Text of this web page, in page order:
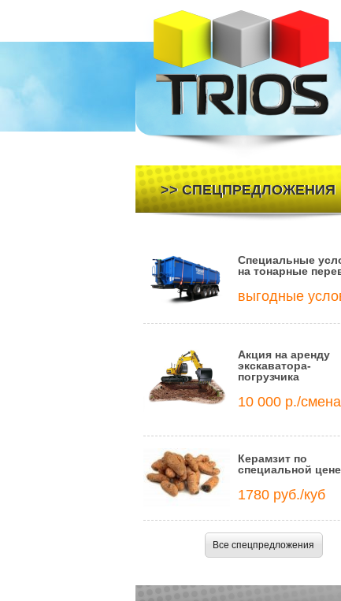
>> СПЕЦПРЕДЛОЖЕНИЯ
Специальные
на тонарные
выгодные
Акция на аренду
экскаватора-
погрузчика
10 000 р./смена
Керамзит по
специальной
1780 руб./куб
Все спецпредложения